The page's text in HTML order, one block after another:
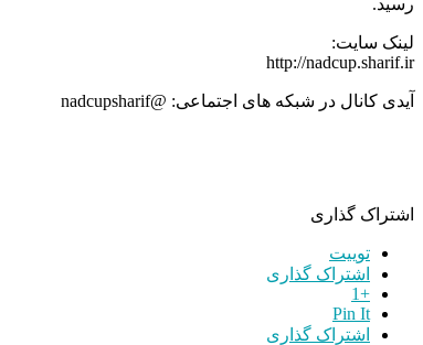
لینک سایت:
http://nadcup.sharif.ir
آیدی کانال در شبکه های اجتماعی: @nadcupsharif
اشتراک گذاری
توییت
اشتراک گذاری
+1
Pin It
اشتراک گذاری